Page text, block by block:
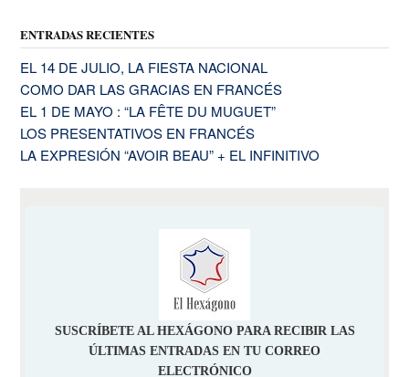
ENTRADAS RECIENTES
EL 14 DE JULIO, LA FIESTA NACIONAL
COMO DAR LAS GRACIAS EN FRANCÉS
EL 1 DE MAYO : “LA FÊTE DU MUGUET”
LOS PRESENTATIVOS EN FRANCÉS
LA EXPRESIÓN “AVOIR BEAU” + EL INFINITIVO